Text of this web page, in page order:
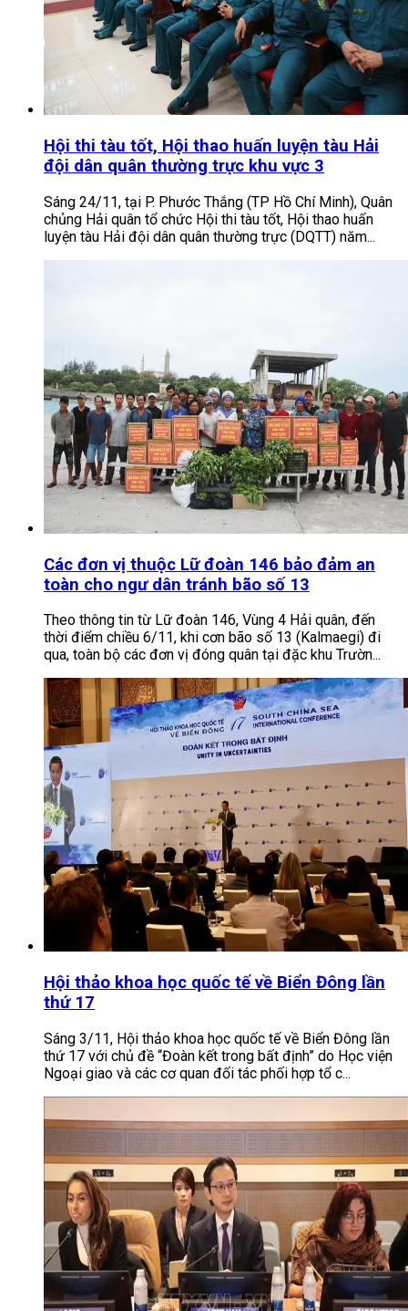
Hội thi tàu tốt, Hội thao huấn luyện tàu Hải
đội dân quân thường trực khu vực 3
Sáng 24/11, tại P. Phước Thắng (TP Hồ Chí Minh), Quân
chủng Hải quân tổ chức Hội thi tàu tốt, Hội thao huấn
luyện tàu Hải đội dân quân thường trực (DQTT) năm...
Các đơn vị thuộc Lữ đoàn 146 bảo đảm an
toàn cho ngư dân tránh bão số 13
Theo thông tin từ Lữ đoàn 146, Vùng 4 Hải quân, đến
thời điểm chiều 6/11, khi cơn bão số 13 (Kalmaegi) đi
qua, toàn bộ các đơn vị đóng quân tại đặc khu Trườn...
Hội thảo khoa học quốc tế về Biển Đông lần
thứ 17
Sáng 3/11, Hội thảo khoa học quốc tế về Biển Đông lần
thứ 17 với chủ đề “Đoàn kết trong bất định” do Học viện
Ngoại giao và các cơ quan đối tác phối hợp tổ c...